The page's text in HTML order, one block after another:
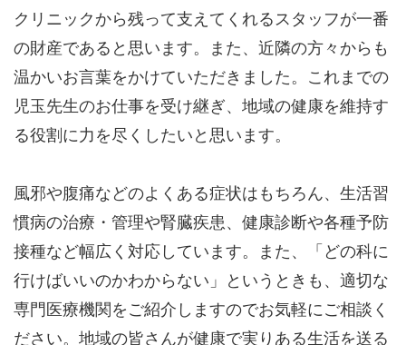
クリニックから残って支えてくれるスタッフが一番
の財産であると思います。また、近隣の方々からも
温かいお言葉をかけていただきました。これまでの
児玉先生のお仕事を受け継ぎ、地域の健康を維持す
る役割に力を尽くしたいと思います。
風邪や腹痛などのよくある症状はもちろん、生活習
慣病の治療・管理や腎臓疾患、健康診断や各種予防
接種など幅広く対応しています。また、「どの科に
行けばいいのかわからない」というときも、適切な
専門医療機関をご紹介しますのでお気軽にご相談く
ださい。地域の皆さんが健康で実りある生活を送る